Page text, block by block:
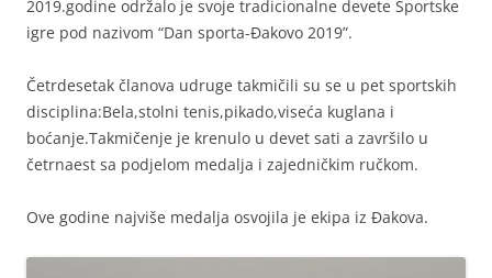
2019.godine održalo je svoje tradicionalne devete Sportske
igre pod nazivom “Dan sporta-Đakovo 2019”.
Četrdesetak članova udruge takmičili su se u pet sportskih
disciplina:Bela,stolni tenis,pikado,viseća kuglana i
boćanje.Takmičenje je krenulo u devet sati a završilo u
četrnaest sa podjelom medalja i zajedničkim ručkom.
Ove godine najviše medalja osvojila je ekipa iz Đakova.